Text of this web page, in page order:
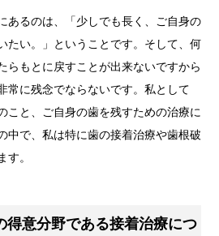
あるのは、「少しでも長く、ご自身の
たい。」ということです。そして、何
らもとに戻すことが出来ないですから
常に残念でならないです。私として
こと、ご自身の歯を残すための治療に
中で、私は特に歯の接着治療や歯根破
す。
得意分野である接着治療につ